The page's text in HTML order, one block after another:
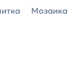
Мозаика